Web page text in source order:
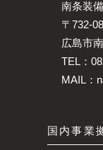
南条装
〒732-
広島市
TEL：
MAIL：
国内事業